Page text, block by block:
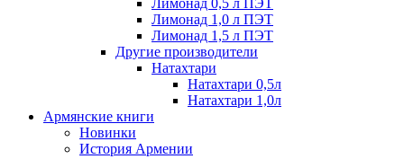
Лимонад 0,5 л ПЭТ
Лимонад 1,0 л ПЭТ
Лимонад 1,5 л ПЭТ
Другие производители
Натахтари
Натахтари 0,5л
Натахтари 1,0л
Армянские книги
Новинки
История Армении